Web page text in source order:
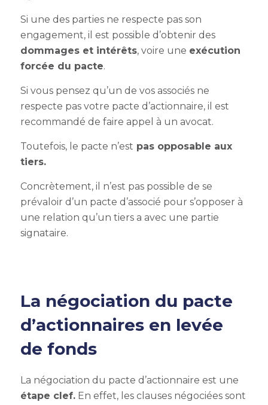
Si une des parties ne respecte pas son
engagement, il est possible d’obtenir des
dommages et intérêts, voire une exécution
forcée du pacte.
Si vous pensez qu’un de vos associés ne
respecte pas votre pacte d’actionnaire, il est
recommandé de faire appel à un avocat.
Toutefois, le pacte n’est pas opposable aux
tiers.
Concrètement, il n’est pas possible de se
prévaloir d’un pacte d’associé pour s’opposer à
une relation qu’un tiers a avec une partie
signataire.
La négociation du pacte
d’actionnaires en levée
de fonds
La négociation du pacte d’actionnaire est une
étape clef.En effet, les clauses négociées sont